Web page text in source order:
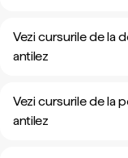
Vezi cursurile de la
antilez
Vezi cursurile de la
antilez